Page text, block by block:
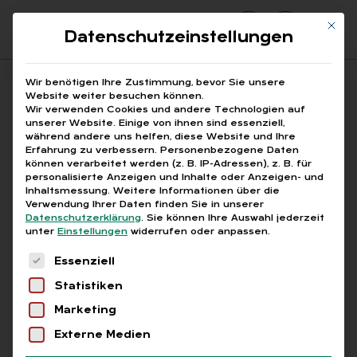
Suchfeld
Suchen
Breadcrumb-Navigation
STARTSEITE ANWESENHEITSÜBERSICHT
Alle Bei­trä­ge mit dem
Schlag­wort „An­we­sen­
heits­über­sicht“
Mit
Datenschutzeinstellungen
Wir benötigen Ihre Zustimmung, bevor Sie unsere
Website weiter besuchen können.
Wir verwenden Cookies und andere Technologien auf
unserer Website. Einige von ihnen sind essenziell,
während andere uns helfen, diese Website und Ihre
Erfahrung zu verbessern. Personenbezogene Daten
können verarbeitet werden (z. B. IP-Adressen), z. B. für
personalisierte Anzeigen und Inhalte oder Anzeigen- und
Inhaltsmessung. Weitere Informationen über die
Verwendung Ihrer Daten finden Sie in unserer
Datenschutzerklärung. Sie können Ihre Auswahl jederzeit
unter Einstellungen widerrufen oder anpassen.
Es folgt eine Liste der Service-Gruppen, für
Essenziell
Statistiken
Marketing
Externe Medien